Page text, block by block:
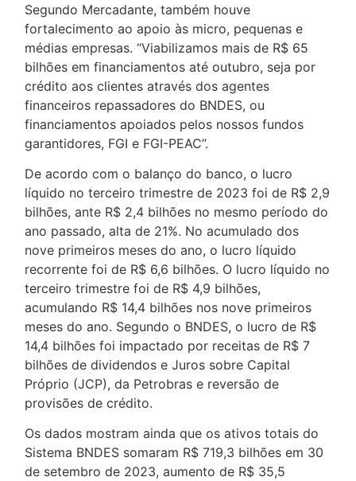
Segundo Mercadante, também houve
fortalecimento ao apoio às micro, pequenas e
médias empresas. “Viabilizamos mais de R$ 65
bilhões em financiamentos até outubro, seja por
crédito aos clientes através dos agentes
financeiros repassadores do BNDES, ou
financiamentos apoiados pelos nossos fundos
garantidores, FGI e FGI-PEAC”.
De acordo com o balanço do banco, o lucro
líquido no terceiro trimestre de 2023 foi de R$ 2,9
bilhões, ante R$ 2,4 bilhões no mesmo período do
ano passado, alta de 21%. No acumulado dos
nove primeiros meses do ano, o lucro líquido
recorrente foi de R$ 6,6 bilhões. O lucro líquido no
terceiro trimestre foi de R$ 4,9 bilhões,
acumulando R$ 14,4 bilhões nos nove primeiros
meses do ano. Segundo o BNDES, o lucro de R$
14,4 bilhões foi impactado por receitas de R$ 7
bilhões de dividendos e Juros sobre Capital
Próprio (JCP), da Petrobras e reversão de
provisões de crédito.
Os dados mostram ainda que os ativos totais do
Sistema BNDES somaram R$ 719,3 bilhões em 30
de setembro de 2023, aumento de R$ 35,5